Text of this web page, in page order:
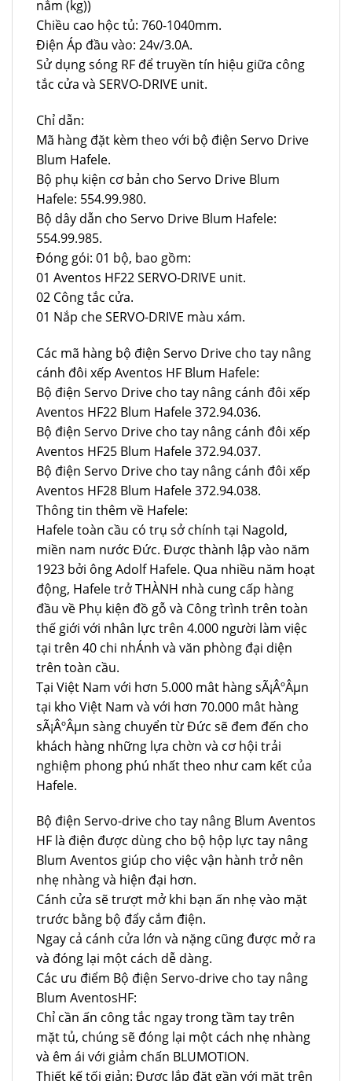
nắm (kg))
Chiều cao hộc tủ: 760-1040mm.
Điện Áp đầu vào: 24v/3.0A.
Sử dụng sóng RF để truyền tín hiệu giữa công
tắc cửa và SERVO-DRIVE unit.
Chỉ dẫn:
Mã hàng đặt kèm theo với bộ điện Servo Drive
Blum Hafele.
Bộ phụ kiện cơ bản cho Servo Drive Blum
Hafele: 554.99.980.
Bộ dây dẫn cho Servo Drive Blum Hafele:
554.99.985.
Đóng gói: 01 bộ, bao gồm:
01 Aventos HF22 SERVO-DRIVE unit.
02 Công tắc cửa.
01 Nắp che SERVO-DRIVE màu xám.
Các mã hàng bộ điện Servo Drive cho tay nâng
cánh đôi xếp Aventos HF Blum Hafele:
Bộ điện Servo Drive cho tay nâng cánh đôi xếp
Aventos HF22 Blum Hafele 372.94.036.
Bộ điện Servo Drive cho tay nâng cánh đôi xếp
Aventos HF25 Blum Hafele 372.94.037.
Bộ điện Servo Drive cho tay nâng cánh đôi xếp
Aventos HF28 Blum Hafele 372.94.038.
Thông tin thêm về Hafele:
Hafele toàn cầu có trụ sở chính tại Nagold,
miền nam nước Đức. Được thành lập vào năm
1923 bởi ông Adolf Hafele. Qua nhiều năm hoạt
động, Hafele trở THÀNH nhà cung cấp hàng
đầu về Phụ kiện đồ gỗ và Công trình trên toàn
thế giới với nhân lực trên 4.000 người làm việc
tại trên 40 chi nhÁnh và văn phòng đại diện
trên toàn cầu.
Tại Việt Nam với hơn 5.000 mât hàng sÃ¡ÂºÂµn
tại kho Việt Nam và với hơn 70.000 mât hàng
sÃ¡ÂºÂµn sàng chuyển từ Đức sẽ đem đến cho
khách hàng những lựa chờn và cơ hội trải
nghiệm phong phú nhất theo như cam kết của
Hafele.
Bộ điện Servo-drive cho tay nâng Blum Aventos
HF là điện được dùng cho bộ hộp lực tay nâng
Blum Aventos giúp cho việc vận hành trở nên
nhẹ nhàng và hiện đại hơn.
Cánh cửa sẽ trượt mở khi bạn ấn nhẹ vào mặt
trước bằng bộ đẩy cắm điện.
Ngay cả cánh cửa lớn và nặng cũng được mở ra
và đóng lại một cách dễ dàng.
Các ưu điểm Bộ điện Servo-drive cho tay nâng
Blum AventosHF:
Chỉ cần ấn công tắc ngay trong tầm tay trên
mặt tủ, chúng sẽ đóng lại một cách nhẹ nhàng
và êm ái với giảm chấn BLUMOTION.
Thiết kế tối giản: Được lắp đặt gần với mặt trên